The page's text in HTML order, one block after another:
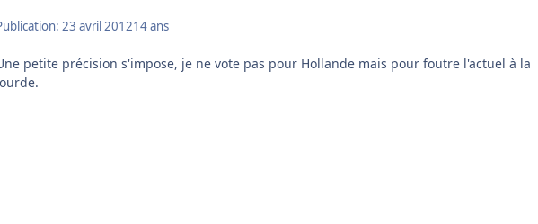
23 avril 201214 ans
petite précision s'impose, je ne vote pas pour Hollande mais pour foutre l'actuel à la